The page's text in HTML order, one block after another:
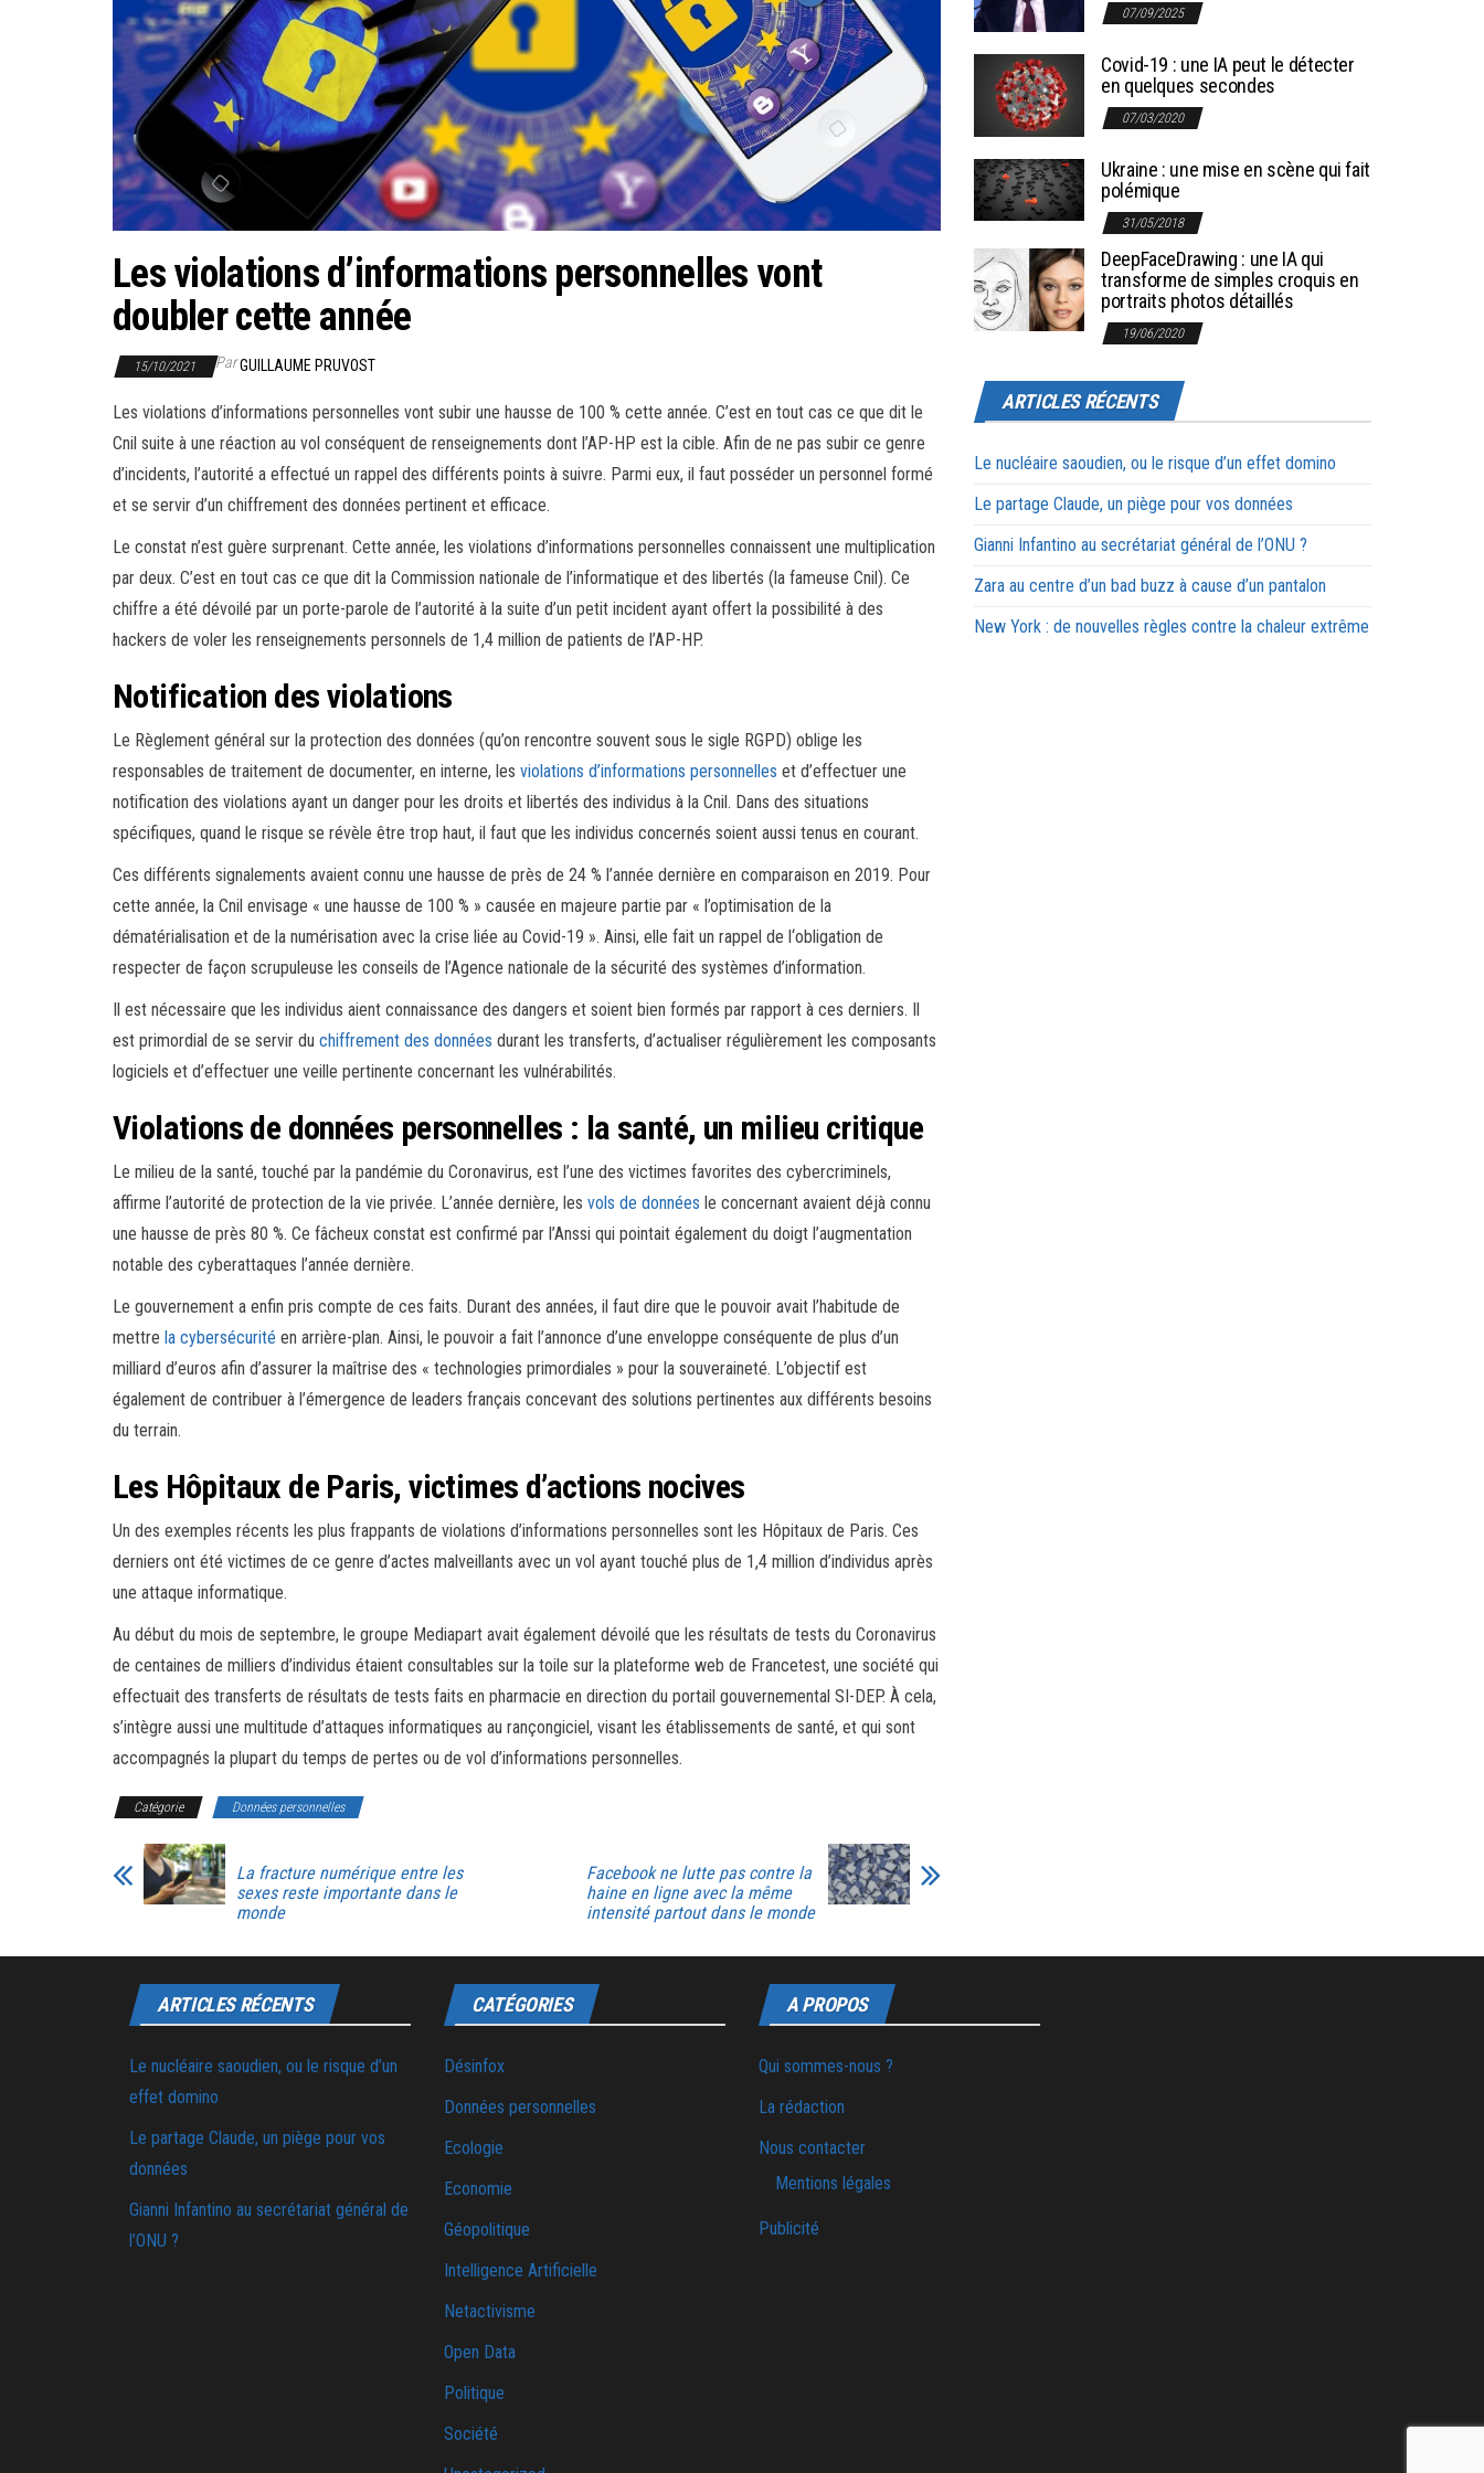
Les violations d’informations personnelles vont
doubler cette année
15/10/2021 ParGUILLAUME PRUVOST
Les violations d’informations personnelles vont subir une hausse de 100 % cette année. C’est en tout cas ce que dit le
Cnil suite à une réaction au vol conséquent de renseignements dont l’AP-HP est la cible. Afin de ne pas subir ce genre
d’incidents, l’autorité a effectué un rappel des différents points à suivre. Parmi eux, il faut posséder un personnel formé
et se servir d’un chiffrement des données pertinent et efficace.
Le constat n’est guère surprenant. Cette année, les violations d’informations personnelles connaissent une multiplication
par deux. C’est en tout cas ce que dit la Commission nationale de l’informatique et des libertés (la fameuse Cnil). Ce
chiffre a été dévoilé par un porte-parole de l’autorité à la suite d’un petit incident ayant offert la possibilité à des
hackers de voler les renseignements personnels de 1,4 million de patients de l’AP-HP.
Notification des violations
Le Règlement général sur la protection des données (qu’on rencontre souvent sous le sigle RGPD) oblige les
responsables de traitement de documenter, en interne, les violations d’informations personnelles et d’effectuer une
notification des violations ayant un danger pour les droits et libertés des individus à la Cnil. Dans des situations
spécifiques, quand le risque se révèle être trop haut, il faut que les individus concernés soient aussi tenus en courant.
Ces différents signalements avaient connu une hausse de près de 24 % l’année dernière en comparaison en 2019. Pour
cette année, la Cnil envisage « une hausse de 100 % » causée en majeure partie par « l’optimisation de la
dématérialisation et de la numérisation avec la crise liée au Covid-19 ». Ainsi, elle fait un rappel de l‘obligation de
respecter de façon scrupuleuse les conseils de l’Agence nationale de la sécurité des systèmes d’information.
Il est nécessaire que les individus aient connaissance des dangers et soient bien formés par rapport à ces derniers. Il
est primordial de se servir du chiffrement des données durant les transferts, d’actualiser régulièrement les composants
logiciels et d’effectuer une veille pertinente concernant les vulnérabilités.
Violations de données personnelles : la santé, un milieu critique
Le milieu de la santé, touché par la pandémie du Coronavirus, est l’une des victimes favorites des cybercriminels,
affirme l’autorité de protection de la vie privée. L’année dernière, les vols de données le concernant avaient déjà connu
une hausse de près 80 %. Ce fâcheux constat est confirmé par l’Anssi qui pointait également du doigt l’augmentation
notable des cyberattaques l’année dernière.
Le gouvernement a enfin pris compte de ces faits. Durant des années, il faut dire que le pouvoir avait l’habitude de
mettre la cybersécurité en arrière-plan. Ainsi, le pouvoir a fait l’annonce d’une enveloppe conséquente de plus d’un
milliard d’euros afin d’assurer la maîtrise des « technologies primordiales » pour la souveraineté. L’objectif est
également de contribuer à l’émergence de leaders français concevant des solutions pertinentes aux différents besoins
du terrain.
Les Hôpitaux de Paris, victimes d’actions nocives
Un des exemples récents les plus frappants de violations d’informations personnelles sont les Hôpitaux de Paris. Ces
derniers ont été victimes de ce genre d’actes malveillants avec un vol ayant touché plus de 1,4 million d’individus après
une attaque informatique.
Au début du mois de septembre, le groupe Mediapart avait également dévoilé que les résultats de tests du Coronavirus
de centaines de milliers d’individus étaient consultables sur la toile sur la plateforme web de Francetest, une société qui
effectuait des transferts de résultats de tests faits en pharmacie en direction du portail gouvernemental SI-DEP. À cela,
s’intègre aussi une multitude d’attaques informatiques au rançongiciel, visant les établissements de santé, et qui sont
accompagnés la plupart du temps de pertes ou de vol d’informations personnelles.
Catégorie Données personnelles
La fracture numérique entre les
sexes reste importante dans le
monde
Facebook ne lutte pas contre la
haine en ligne avec la même
intensité partout dans le monde
07/09/2025
Covid-19 : une IA peut le détecter
en quelques secondes
07/03/2020
Ukraine : une mise en scène qui fait
polémique
31/05/2018
DeepFaceDrawing : une IA qui
transforme de simples croquis en
portraits photos détaillés
19/06/2020
ARTICLES RÉCENTS
Le nucléaire saoudien, ou le risque d’un effet domino
Le partage Claude, un piège pour vos données
Gianni Infantino au secrétariat général de l’ONU ?
Zara au centre d’un bad buzz à cause d’un pantalon
New York : de nouvelles règles contre la chaleur extrême
ARTICLES RÉCENTS
Le nucléaire saoudien, ou le risque d’un
effet domino
Le partage Claude, un piège pour vos
données
Gianni Infantino au secrétariat général de
l’ONU ?
CATÉGORIES
Désinfox
Données personnelles
Ecologie
Economie
Géopolitique
Intelligence Artificielle
Netactivisme
Open Data
Politique
Société
A PROPOS
Qui sommes-nous ?
La rédaction
Nous contacter
Mentions légales
Publicité